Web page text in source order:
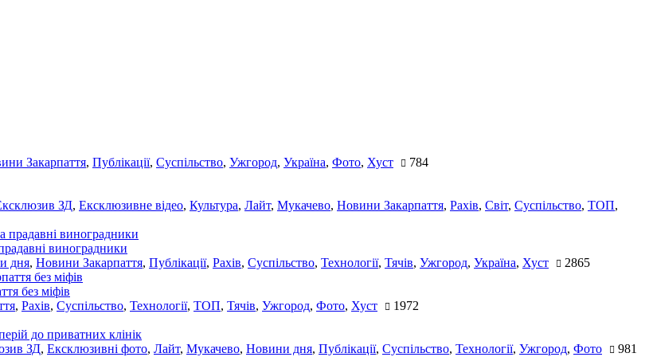
Закарпаття, Публікації, Суспільство, Ужгород, Україна, Фото, Хуст 784
ЗД, Ексклюзивне відео, Культура, Лайт, Мукачево, Новини Закарпаття, Рахів, Світ, Суспільство, ТОП,
виноградники
дня, Новини Закарпаття, Публікації, Рахів, Суспільство, Технології, Тячів, Ужгород, Україна, Хуст 2865
без міфів
, Рахів, Суспільство, Технології, ТОП, Тячів, Ужгород, Фото, Хуст 1972
до приватних клінік
ЗД, Ексклюзивні фото, Лайт, Мукачево, Новини дня, Публікації, Суспільство, Технології, Ужгород, Фото 981